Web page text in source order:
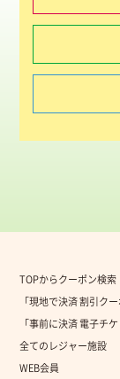
TOPからクーポン検索
「現地で決済 割引ク
「事前に決済 電子チ
全てのレジャー施設
WEB会員